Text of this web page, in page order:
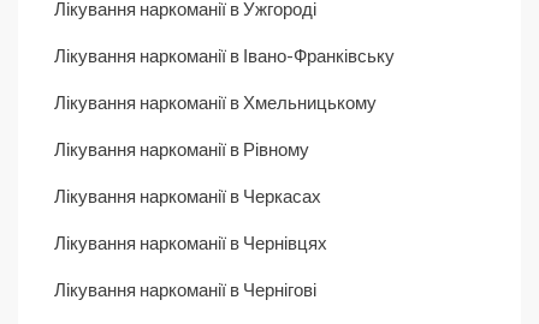
Лікування наркоманії в Ужгороді
Лікування наркоманії в Івано-Франківську
Лікування наркоманії в Хмельницькому
Лікування наркоманії в Рівному
Лікування наркоманії в Черкасах
Лікування наркоманії в Чернівцях
Лікування наркоманії в Чернігові